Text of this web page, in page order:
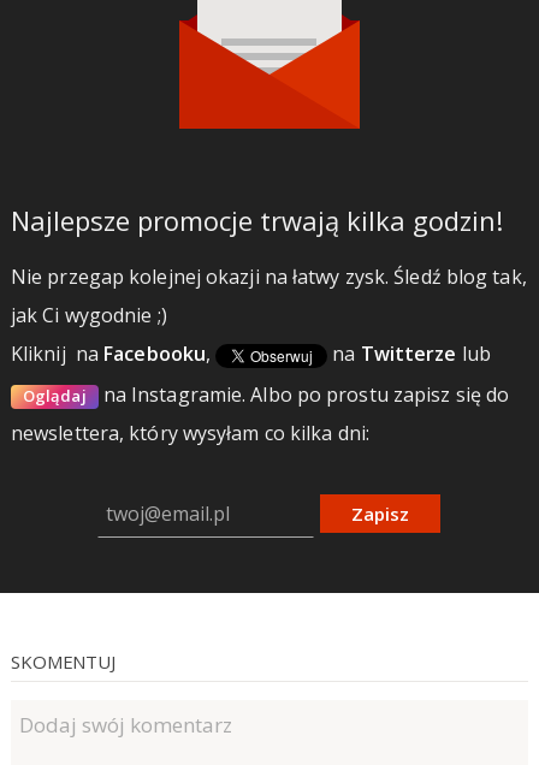
Najlepsze promocje trwają kilka godzin!
Nie przegap kolejnej okazji na łatwy zysk. Śledź blog tak,
jak Ci wygodnie ;)
Kliknij na Facebooku, na Twitterze lub
Oglądaj na Instagramie.Albo po prostu zapisz się do
newslettera, który wysyłam co kilka dni:
Zapisz
SKOMENTUJ